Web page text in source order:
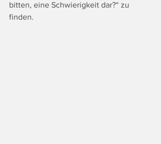
bitten, eine Schwierigkeit dar?“ zu
finden.